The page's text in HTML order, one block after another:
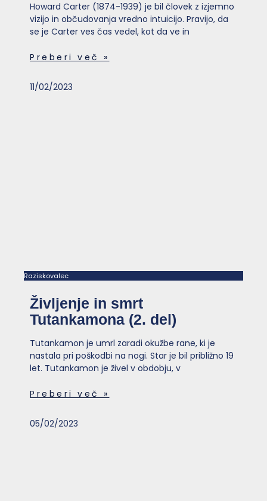
Howard Carter (1874-1939) je bil človek z izjemno
vizijo in občudovanja vredno intuicijo. Pravijo, da
se je Carter ves čas vedel, kot da ve in
Preberi več »
11/02/2023
Raziskovalec
Življenje in smrt
Tutankamona (2. del)
Tutankamon je umrl zaradi okužbe rane, ki je
nastala pri poškodbi na nogi. Star je bil približno 19
let. Tutankamon je živel v obdobju, v
Preberi več »
05/02/2023